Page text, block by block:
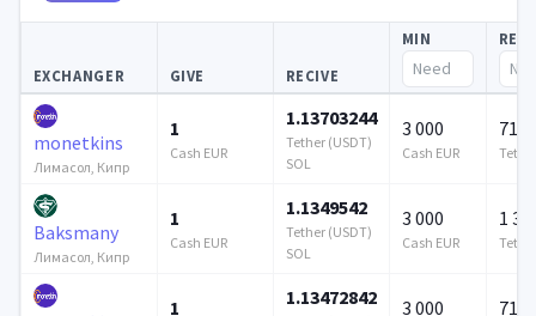
EXCHANGER GIVE RECIVE
MIN
monetkins
Лимасол, Кипр
1
Cash EUR
1.13703244
Tether (USDT)
SOL
3 000
Cash EUR
715
Baksmany
Лимасол, Кипр
1
Cash EUR
1.1349542
Tether (USDT)
SOL
3 000
Cash EUR
1
1 1.13472842 3 000 715